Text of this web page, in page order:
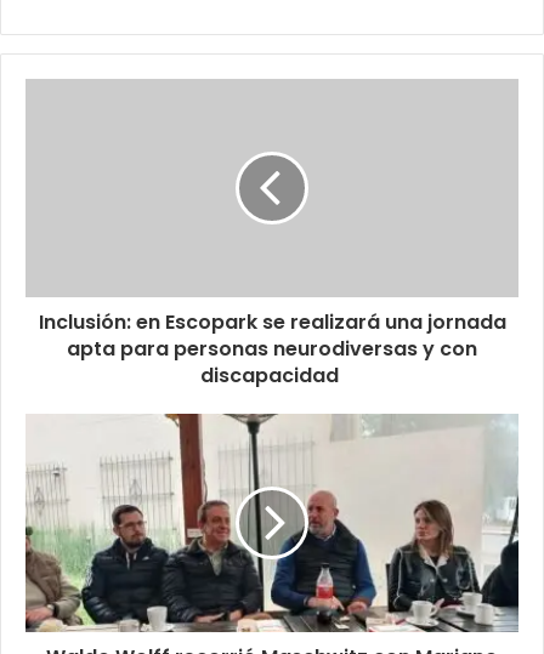
Inclusión: en Escopark se realizará una jornada
apta para personas neurodiversas y con
discapacidad